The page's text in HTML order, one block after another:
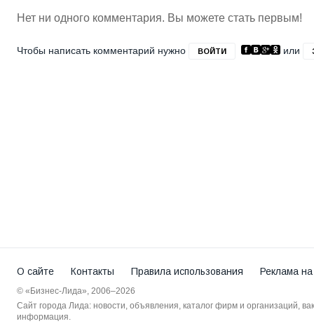
Нет ни одного комментария. Вы можете стать первым!
Чтобы написать комментарий нужно ВОЙТИ или
О сайте Контакты Правила использования Реклама
© «Бизнес-Лида», 2006–2026
Сайт города Лида: новости, объявления, каталог фирм и организаций,
информация.